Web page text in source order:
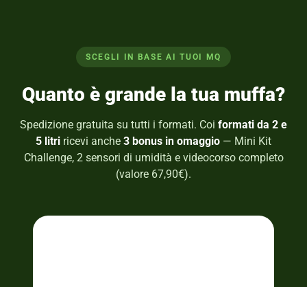
SCEGLI IN BASE AI TUOI MQ
Quanto è grande la tua muffa?
Spedizione gratuita su tutti i formati. Coi formati da 2 e
5 litri ricevi anche 3 bonus in omaggio — Mini Kit
Challenge, 2 sensori di umidità e videocorso completo
(valore 67,90€).